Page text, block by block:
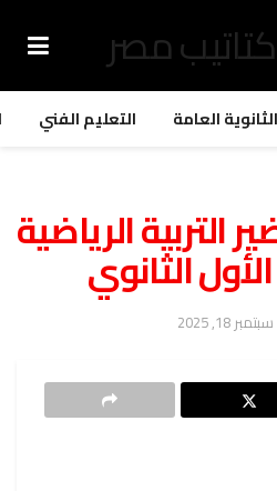
الثانوية العامة التعليم الفني
التربية الرياضية
الثانوي
سبتمبر 18, 2025